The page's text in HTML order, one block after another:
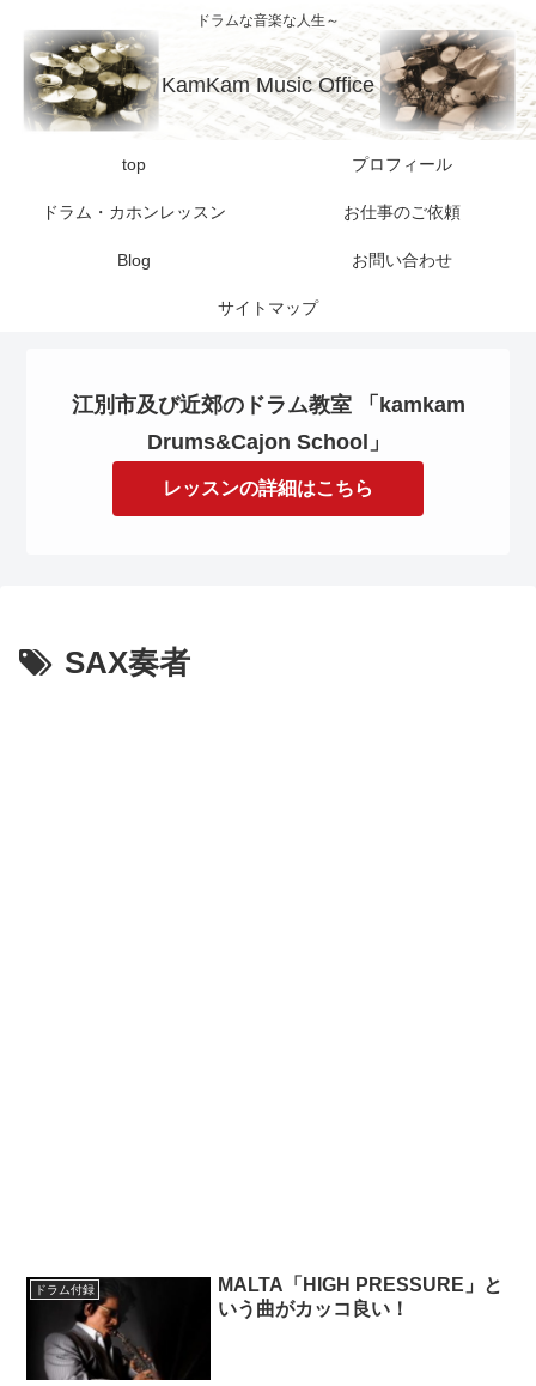
ドラムな音楽な人生～
KamKam Music Office
top プロフィール
ドラム・カホンレッスン お仕事のご依頼
Blog お問い合わせ
サイトマップ
江別市及び近郊のドラム教室 「kamkam
Drums&Cajon School」
レッスンの詳細はこちら
SAX奏者
ドラム付録
MALTA「HIGH PRESSURE」と
いう曲がカッコ良い！